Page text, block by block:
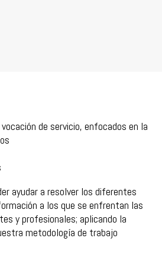
de servicio, enfocados en la
ayudar a resolver los diferentes
a los que se enfrentan las
y profesionales; aplicando la
metodología de trabajo